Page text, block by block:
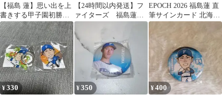
【福島 蓮】思い出を上
書きする甲子園初勝利
（26.5.28）日本ハム
【24時間以内発送】フ
ァイターズ 福島蓮
缶バッジ
EPOCH 2026 福島蓮 直
筆サインカード 北海道
日本ハムファイターズ
¥330 ¥350 ¥400